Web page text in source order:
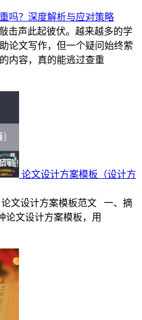
吗？深度解析与应对策略
击声此起彼伏。越来越多的学
论文写作，但一个疑问始终萦
内容，真的能逃过查重
论文设计方案模板（设计方
文设计方案模板范文 一、摘
文设计方案模板，用